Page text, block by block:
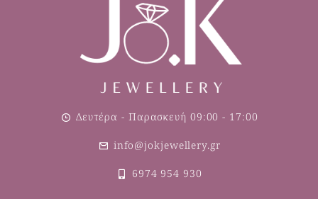
Δευτέρα - Παρασκευή 09:00 - 17:00
info@jokjewellery.gr
6974 954 930